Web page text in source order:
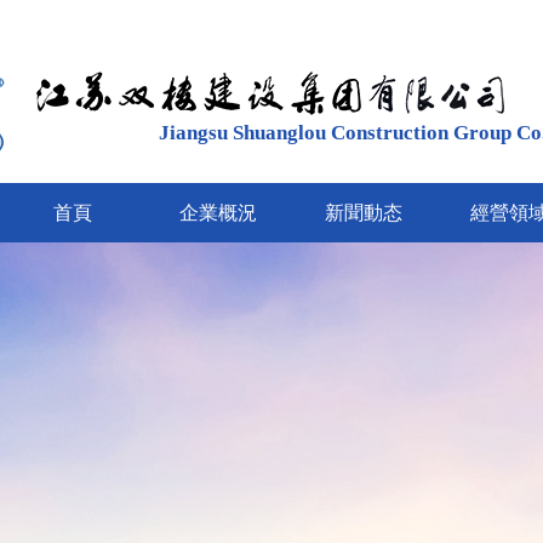
Jiangsu Shuanglou Construction Group
首頁 企業概況 新聞動态 經營領